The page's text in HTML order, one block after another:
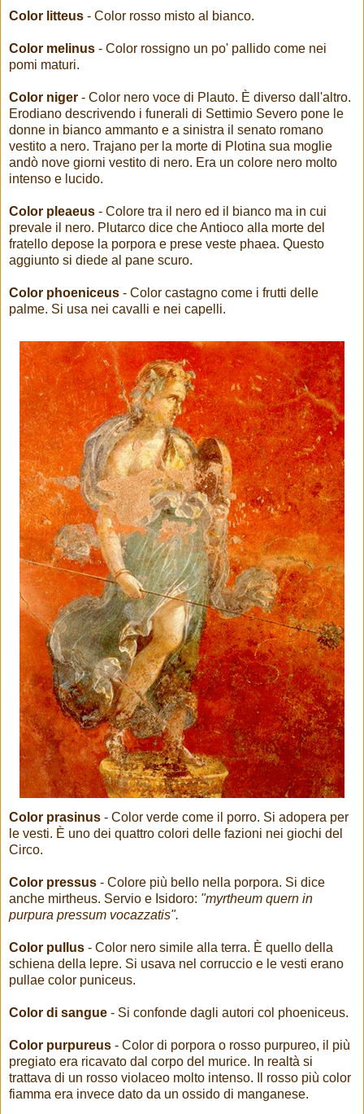
Color litteus - Color rosso misto al bianco.
Color melinus - Color rossigno un po' pallido come nei
pomi maturi.
Color niger - Color nero voce di Plauto. È diverso dall'altro.
Erodiano descrivendo i funerali di Settimio Severo pone le
donne in bianco ammanto e a sinistra il senato romano
vestito a nero. Trajano per la morte di Plotina sua moglie
andò nove giorni vestito di nero. Era un colore nero molto
intenso e lucido.
Color pleaeus - Colore tra il nero ed il bianco ma in cui
prevale il nero. Plutarco dice che Antioco alla morte del
fratello depose la porpora e prese veste phaea. Questo
aggiunto si diede al pane scuro.
Color phoeniceus - Color castagno come i frutti delle
palme. Si usa nei cavalli e nei capelli.
Color prasinus - Color verde come il porro. Si adopera per
le vesti. È uno dei quattro colori delle fazioni nei giochi del
Circo.
Color pressus - Colore più bello nella porpora. Si dice
anche mirtheus. Servio e Isidoro: "myrtheum quern in
purpura pressum vocazzatis".
Color pullus - Color nero simile alla terra. È quello della
schiena della lepre. Si usava nel corruccio e le vesti erano
pullae color puniceus.
Color di sangue - Si confonde dagli autori col phoeniceus.
Color purpureus - Color di porpora o rosso purpureo, il più
pregiato era ricavato dal corpo del murice. In realtà si
trattava di un rosso violaceo molto intenso. Il rosso più color
fiamma era invece dato da un ossido di manganese.